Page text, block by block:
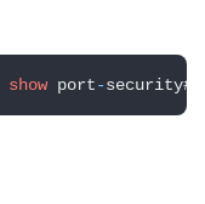
show port-security#